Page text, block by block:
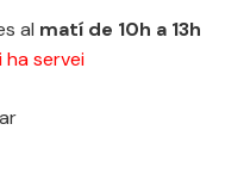
al matí de 10h a 13h
ha servei